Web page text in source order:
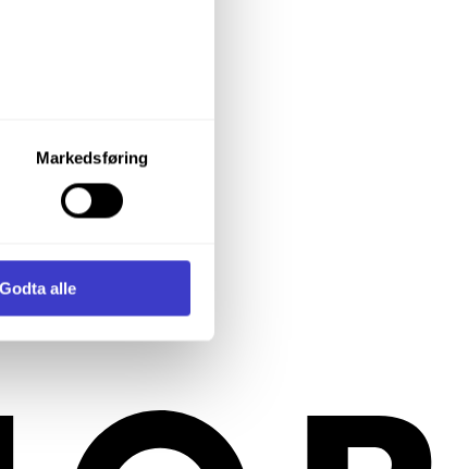
vil samtykke til ved å
inn og behandler
Markedsføring
Godta alle